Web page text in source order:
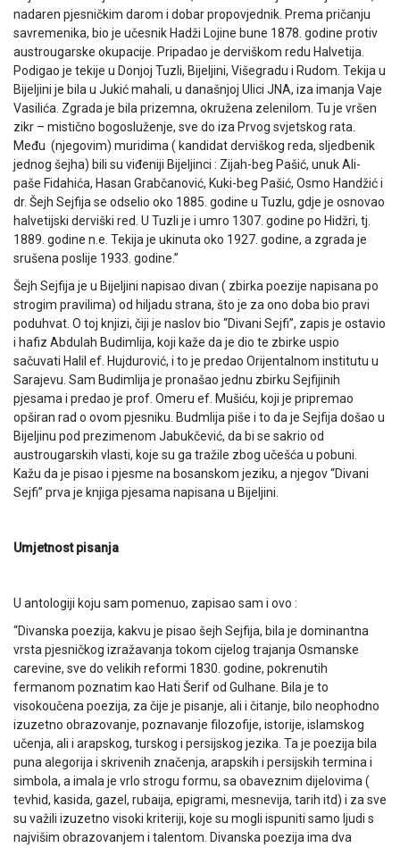
nadaren pjesničkim darom i dobar propovjednik. Prema pričanju
savremenika, bio je učesnik Hadži Lojine bune 1878. godine protiv
austrougarske okupacije. Pripadao je derviškom redu Halvetija.
Podigao je tekije u Donjoj Tuzli, Bijeljini, Višegradu i Rudom. Tekija u
Bijeljini je bila u Jukić mahali, u današnjoj Ulici JNA, iza imanja Vaje
Vasilića. Zgrada je bila prizemna, okružena zelenilom. Tu je vršen
zikr – mistično bogosluženje, sve do iza Prvog svjetskog rata.
Među (njegovim) muridima ( kandidat derviškog reda, sljedbenik
jednog šejha) bili su viđeniji Bijeljinci : Zijah-beg Pašić, unuk Ali-
paše Fidahića, Hasan Grabčanović, Kuki-beg Pašić, Osmo Handžić i
dr. Šejh Sejfija se odselio oko 1885. godine u Tuzlu, gdje je osnovao
halvetijski derviški red. U Tuzli je i umro 1307. godine po Hidžri, tj.
1889. godine n.e. Tekija je ukinuta oko 1927. godine, a zgrada je
srušena poslije 1933. godine.”
Šejh Sejfija je u Bijeljini napisao divan ( zbirka poezije napisana po
strogim pravilima) od hiljadu strana, što je za ono doba bio pravi
poduhvat. O toj knjizi, čiji je naslov bio “Divani Sejfi”, zapis je ostavio
i hafiz Abdulah Budimlija, koji kaže da je dio te zbirke uspio
sačuvati Halil ef. Hujdurović, i to je predao Orijentalnom institutu u
Sarajevu. Sam Budimlija je pronašao jednu zbirku Sejfijinih
pjesama i predao je prof. Omeru ef. Mušiću, koji je pripremao
opširan rad o ovom pjesniku. Budmlija piše i to da je Sejfija došao u
Bijeljinu pod prezimenom Jabukčević, da bi se sakrio od
austrougarskih vlasti, koje su ga tražile zbog učešća u pobuni.
Kažu da je pisao i pjesme na bosanskom jeziku, a njegov “Divani
Sejfi” prva je knjiga pjesama napisana u Bijeljini.
Umjetnost pisanja
U antologiji koju sam pomenuo, zapisao sam i ovo :
“Divanska poezija, kakvu je pisao šejh Sejfija, bila je dominantna
vrsta pjesničkog izražavanja tokom cijelog trajanja Osmanske
carevine, sve do velikih reformi 1830. godine, pokrenutih
fermanom poznatim kao Hati Šerif od Gulhane. Bila je to
visokoučena poezija, za čije je pisanje, ali i čitanje, bilo neophodno
izuzetno obrazovanje, poznavanje filozofije, istorije, islamskog
učenja, ali i arapskog, turskog i persijskog jezika. Ta je poezija bila
puna alegorija i skrivenih značenja, arapskih i persijskih termina i
simbola, a imala je vrlo strogu formu, sa obaveznim dijelovima (
tevhid, kasida, gazel, rubaija, epigrami, mesnevija, tarih itd) i za sve
su važili izuzetno visoki kriteriji, koje su mogli ispuniti samo ljudi s
najvišim obrazovanjem i talentom. Divanska poezija ima dva